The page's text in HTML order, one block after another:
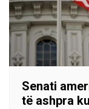
Senati
të ashpra